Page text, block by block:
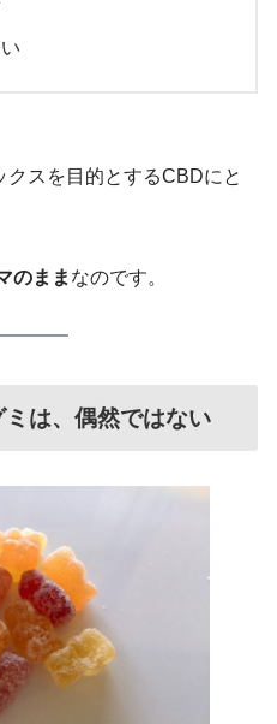
クスを目的とするCBDにと
のまま なのです。
は、偶然ではない